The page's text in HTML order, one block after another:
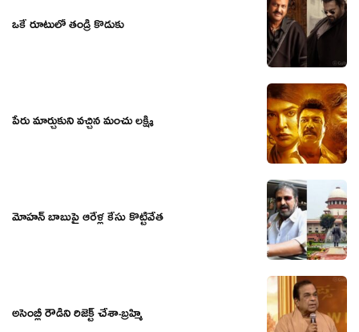
ఒకే రూటులో తండ్రీ కొడుకు
పేరు మార్చుకుని వచ్చిన మంచు లక్ష్మి
మోహన్ బాబుపై ఆరేళ్ల కేసు కొట్టివేత
అసెంబ్లీ రౌడీని రిజెక్ట్ చేశా-బ్ర‌హ్మి